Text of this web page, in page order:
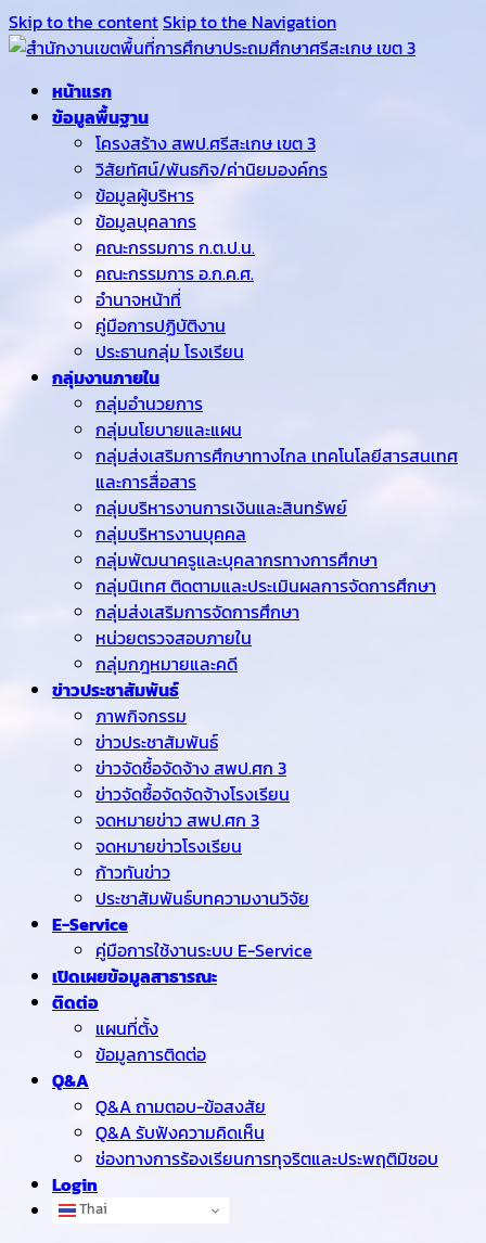
Skip to the contentSkip to the Navigation
หน้าแรก
ข้อมูลพื้นฐาน
โครงสร้าง สพป.ศรีสะเกษ เขต 3
วิสัยทัศน์/พันธกิจ/ค่านิยมองค์กร
ข้อมูลผู้บริหาร
ข้อมูลบุคลากร
คณะกรรมการ ก.ต.ป.น.
คณะกรรมการ อ.ก.ค.ศ.
อำนาจหน้าที่
คู่มือการปฏิบัติงาน
ประธานกลุ่ม โรงเรียน
กลุ่มงานภายใน
กลุ่มอำนวยการ
กลุ่มนโยบายและแผน
กลุ่มส่งเสริมการศึกษาทางไกล เทคโนโลยีสารสนเทศ
และการสื่อสาร
กลุ่มบริหารงานการเงินและสินทรัพย์
กลุ่มบริหารงานบุคคล
กลุ่มพัฒนาครูและบุคลากรทางการศึกษา
กลุ่มนิเทศ ติดตามและประเมินผลการจัดการศึกษา
กลุ่มส่งเสริมการจัดการศึกษา
หน่วยตรวจสอบภายใน
กลุ่มกฎหมายและคดี
ข่าวประชาสัมพันธ์
ภาพกิจกรรม
ข่าวประชาสัมพันธ์
ข่าวจัดชื้อจัดจ้าง สพป.ศก 3
ข่าวจัดซื้อจัดจัดจ้างโรงเรียน
จดหมายข่าว สพป.ศก 3
จดหมายข่าวโรงเรียน
ก้าวทันข่าว
ประชาสัมพันธ์บทความงานวิจัย
E-Service
คู่มือการใช้งานระบบ E-Service
เปิดเผยข้อมูลสาธารณะ
ติดต่อ
แผนที่ตั้ง
ข้อมูลการติดต่อ
Q&A
Q&A ถามตอบ-ข้อสงสัย
Q&A รับฟังความคิดเห็น
ช่องทางการร้องเรียนการทุจริตและประพฤติมิชอบ
Login
Thai